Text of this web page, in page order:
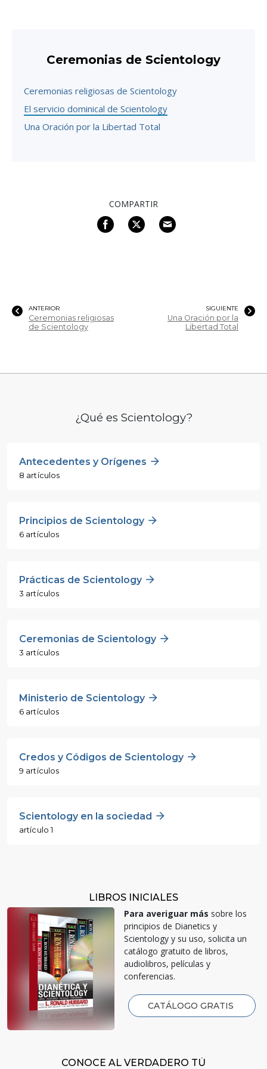
Ceremonias de Scientology
Ceremonias religiosas de Scientology
El servicio dominical de Scientology
Una Oración por la Libertad Total
COMPARTIR
ANTERIOR
Ceremonias religiosas
de Scientology
SIGUIENTE
Una Oración por la
Libertad Total
¿Qué es Scientology?
Antecedentes y Orígenes
8 artículos
Principios de Scientology
6 artículos
Prácticas de Scientology
3 artículos
Ceremonias de Scientology
3 artículos
Ministerio de Scientology
6 artículos
Credos y Códigos de Scientology
9 artículos
Scientology en la sociedad
artículo 1
LIBROS INICIALES
Para averiguar más sobre los
principios de Dianetics y
Scientology y su uso, solicita un
catálogo gratuito de libros,
audiolibros, películas y
conferencias.
CATÁLOGO GRATIS
CONOCE AL VERDADERO TÚ